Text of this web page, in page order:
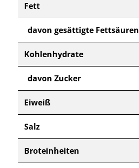
Fett
davon gesättigte Fettsäuren
Kohlenhydrate
davon Zucker
Eiweiß
Salz
Broteinheiten